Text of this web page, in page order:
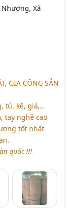
Xã
GIA CÔNG SẢN
tủ, kệ, giá,..
tay nghề cao
tốt nhất
quốc !!!